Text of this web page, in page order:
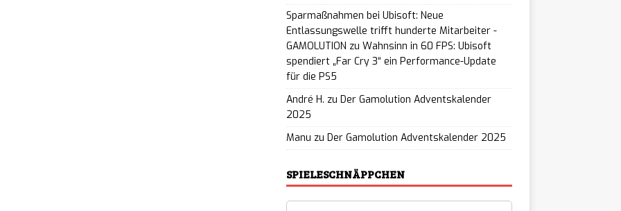
Sparmaßnahmen bei Ubisoft: Neue
Entlassungswelle trifft hunderte Mitarbeiter -
GAMOLUTION zu Wahnsinn in 60 FPS: Ubisoft
spendiert „Far Cry 3“ ein Performance-Update
für die PS5
André H. zu Der Gamolution Adventskalender
2025
Manu zu Der Gamolution Adventskalender 2025
SPIELESCHNÄPPCHEN